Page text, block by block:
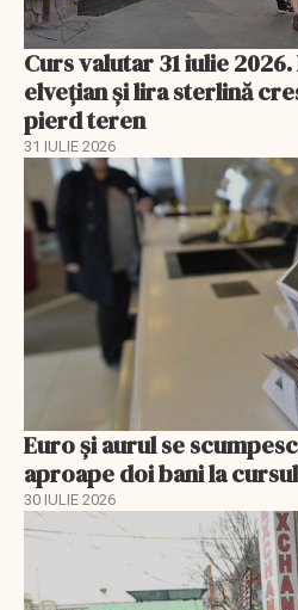
Curs valutar 31 iulie
elvețian și lira sterlină
pierd teren
31 IULIE 2026
Euro și aurul se
aproape doi bani la
30 IULIE 2026